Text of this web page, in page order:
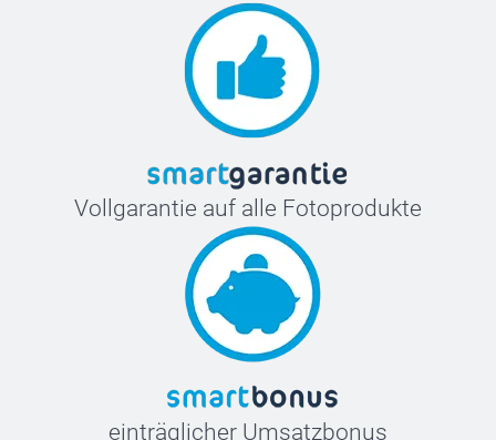
Vollgarantie auf alle Fotoprodukte
einträglicher Umsatzbonus